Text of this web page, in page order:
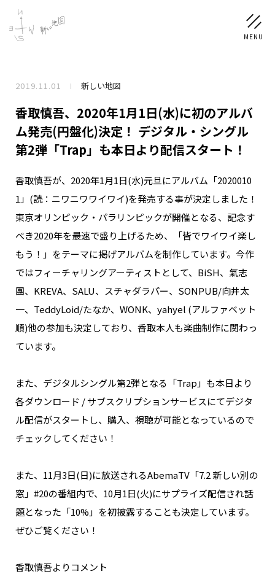
NEWS
SCHEDULE
稲垣 吾郎 草彅 剛 香取 慎吾
DISCOGRAPHY
CHIZUSHOP
NAKAMA入会
CHIZULOG
FAQ
メールマガジン登録/解除
2019.11.01 新しい地図
香取慎吾、2020年1月1日(水)に初のアルバ
ム発売(円盤化)決定！ デジタル・シングル
第2弾「Trap」も本日より配信スタート！
香取慎吾が、2020年1月1日(水)元旦にアルバム「2020010
1」(読：ニワニワワイワイ)を発売する事が決定しました！
東京オリンピック・パラリンピックが開催となる、記念す
べき2020年を最速で盛り上げるため、「皆でワイワイ楽し
もう！」をテーマに掲げアルバムを制作しています。今作
ではフィーチャリングアーティストとして、BiSH、氣志
團、KREVA、SALU、スチャダラパー、SONPUB/向井太
一、TeddyLoid/たなか、WONK、yahyel (アルファベット
順)他の参加も決定しており、香取本人も楽曲制作に関わっ
ています。
また、デジタルシングル第2弾となる「Trap」も本日より
各ダウンロード / サブスクリプションサービスにてデジタ
ル配信がスタートし、購入、視聴が可能となっているので
チェックしてください！
また、11月3日(日)に放送されるAbemaTV「7.2 新しい別の
窓」#20の番組内で、10月1日(火)にサプライズ配信され話
題となった「10%」を初披露することも決定しています。
ぜひご覧ください！
香取慎吾よりコメント